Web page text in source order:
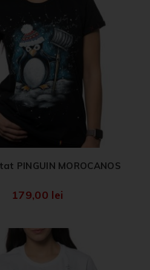
PINGUIN MOROCANOS
179,00 lei